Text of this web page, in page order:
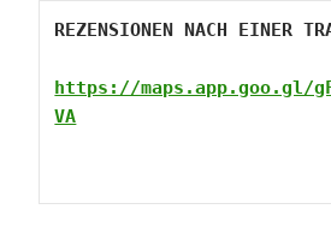
REZENSIONEN NACH EINER
https://maps.app.goo.gl/
VA